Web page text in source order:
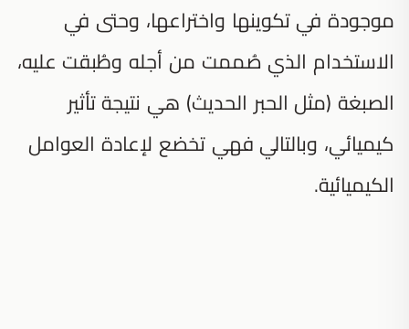
موجودة في تكوينها واختراعها، وحتى في
الاستخدام الذي صُممت من أجله وطُبقت عليه،
الصبغة (مثل الحبر الحديث) هي نتيجة تأثير
كيميائي، وبالتالي فهي تخضع لإعادة العوامل
الكيميائية.